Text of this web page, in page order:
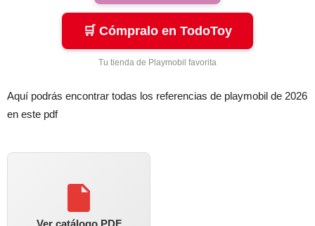
🛒 Cómpralo en TodoToy
Tu tienda de Playmobil favorita
Aquí podrás encontrar todas los referencias de playmobil de 2026
en este pdf
Ver catálogo PDF